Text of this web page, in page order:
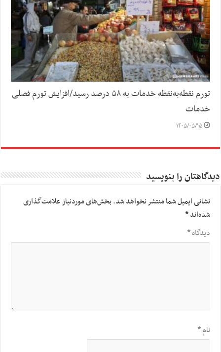
تورم نقطه‌به‌نقطه خدمات به ۵۸ درصد رسید/افزایش تورم فصلی
خدمات
۱۴۰۵/۰۵/۱۵
دیدگاهتان را بنویسید
نشانی ایمیل شما منتشر نخواهد شد.بخش‌های موردنیاز علامت‌گذاری
شده‌اند*
دیدگاه*
نام*